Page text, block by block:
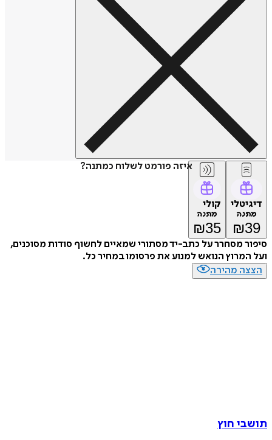
איזה פורמט לשלוח כמתנה?
דיגיטלי
מתנה
₪39
קולי
מתנה
₪35
סיפור מסחרר על כתב-יד מסתורי שמאיים לחשוף סודות מסוכנים,
ועל המרוץ הנואש למנוע את פרסומו במחיר כל.
הצצה מהירה
תושבי חוץ